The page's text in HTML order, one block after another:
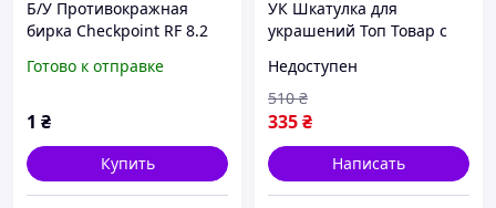
Б/У Противокражная
бирка Checkpoint RF 8.2
аксессуаров и товаров
Готово к отправке
1 ₴
Купить
УК Шкатулка для
украшений Топ Товар с
органайзер для хранения
бижутерии и аксессуа
15ШШШІ
Недоступен
335₴
510 ₴
Написать